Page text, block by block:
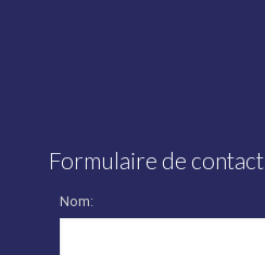
Formulaire de contact
Nom: